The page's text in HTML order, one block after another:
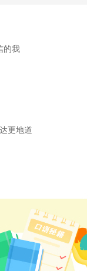
的我
更地道